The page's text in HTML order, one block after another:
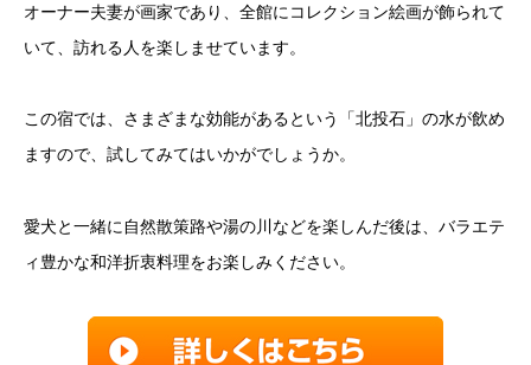
オーナー夫妻が画家であり、全館にコレクション絵画が飾られて
いて、訪れる人を楽しませています。
この宿では、さまざまな効能があるという「北投石」の水が飲め
ますので、試してみてはいかがでしょうか。
愛犬と一緒に自然散策路や湯の川などを楽しんだ後は、バラエテ
ィ豊かな和洋折衷料理をお楽しみください。